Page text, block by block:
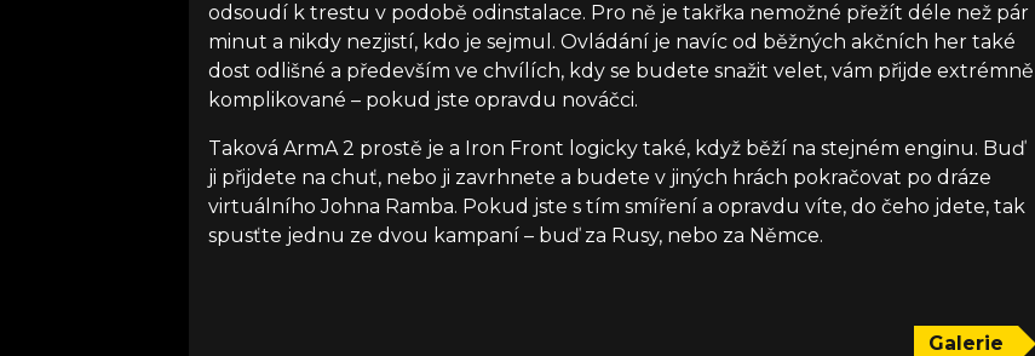
odsoudí k trestu v podobě odinstalace. Pro ně je takřka nemožné přežít déle než pár
minut a nikdy nezjistí, kdo je sejmul. Ovládání je navíc od běžných akčních her také
dost odlišné a především ve chvílích, kdy se budete snažit velet, vám přijde extrémně
komplikované – pokud jste opravdu nováčci.
Taková ArmA 2 prostě je a Iron Front logicky také, když běží na stejném enginu. Buď
ji přijdete na chuť, nebo ji zavrhnete a budete v jiných hrách pokračovat po dráze
virtuálního Johna Ramba. Pokud jste s tím smíření a opravdu víte, do čeho jdete, tak
spusťte jednu ze dvou kampaní – buď za Rusy, nebo za Němce.
Galerie